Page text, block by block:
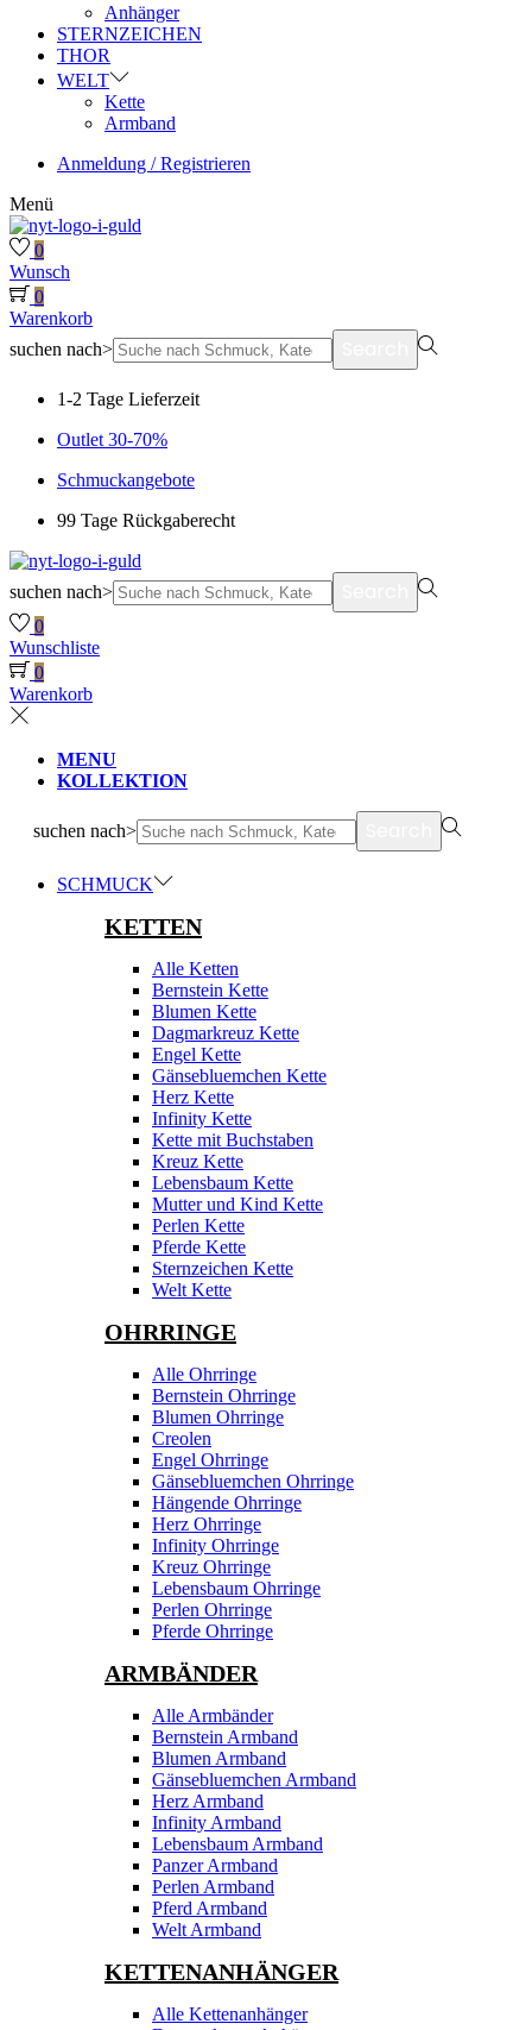
Anhänger
STERNZEICHEN
THOR
WELT
Kette
Armband
Anmeldung / Registrieren
Menü
0
Wunsch
0
Warenkorb
suchen nach>
1-2 Tage Lieferzeit
Outlet 30-70%
Schmuckangebote
99 Tage Rückgaberecht
suchen nach>
0
Wunschliste
0
Warenkorb
MENU
KOLLEKTION
suchen nach>
SCHMUCK
KETTEN
Alle Ketten
Bernstein Kette
Blumen Kette
Dagmarkreuz Kette
Engel Kette
Gänsebluemchen Kette
Herz Kette
Infinity Kette
Kette mit Buchstaben
Kreuz Kette
Lebensbaum Kette
Mutter und Kind Kette
Perlen Kette
Pferde Kette
Sternzeichen Kette
Welt Kette
OHRRINGE
Alle Ohrringe
Bernstein Ohrringe
Blumen Ohrringe
Creolen
Engel Ohrringe
Gänsebluemchen Ohrringe
Hängende Ohrringe
Herz Ohrringe
Infinity Ohrringe
Kreuz Ohrringe
Lebensbaum Ohrringe
Perlen Ohrringe
Pferde Ohrringe
ARMBÄNDER
Alle Armbänder
Bernstein Armband
Blumen Armband
Gänsebluemchen Armband
Herz Armband
Infinity Armband
Lebensbaum Armband
Panzer Armband
Perlen Armband
Pferd Armband
Welt Armband
KETTENANHÄNGER
Alle Kettenanhänger